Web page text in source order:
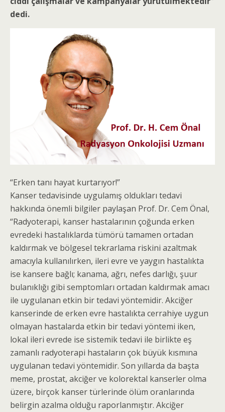
dedi.
“Erken tanı hayat kurtarıyor!”
Kanser tedavisinde uygulamış oldukları tedavi
hakkında önemli bilgiler paylaşan Prof. Dr. Cem Önal,
“Radyoterapi, kanser hastalarının çoğunda erken
evredeki hastalıklarda tümörü tamamen ortadan
kaldırmak ve bölgesel tekrarlama riskini azaltmak
amacıyla kullanılırken, ileri evre ve yaygın hastalıkta
ise kansere bağlı; kanama, ağrı, nefes darlığı, şuur
bulanıklığı gibi semptomları ortadan kaldırmak amacı
ile uygulanan etkin bir tedavi yöntemidir. Akciğer
kanserinde de erken evre hastalıkta cerrahiye uygun
olmayan hastalarda etkin bir tedavi yöntemi iken,
lokal ileri evrede ise sistemik tedavi ile birlikte eş
zamanlı radyoterapi hastaların çok büyük kısmına
uygulanan tedavi yöntemidir. Son yıllarda da başta
meme, prostat, akciğer ve kolorektal kanserler olma
üzere, birçok kanser türlerinde ölüm oranlarında
belirgin azalma olduğu raporlanmıştır. Akciğer